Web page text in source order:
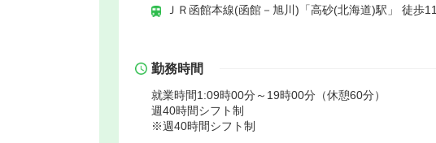
ＪＲ函館本線(函館－旭川)「高砂(北海道)駅」 徒歩
勤務時間
就業時間1:09時00分～19時00分（休憩60分）
週40時間シフト制
※週40時間シフト制